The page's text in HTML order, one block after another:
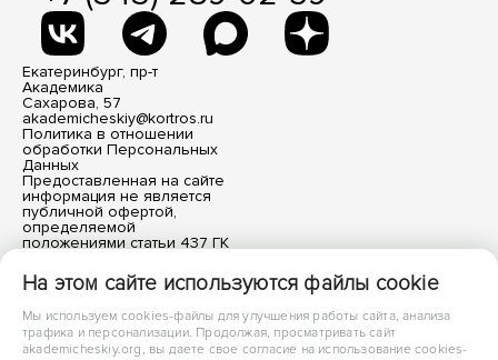
На этом сайте используются файлы cookie
Мы используем cookies-файлы для улучшения работы сайта, анализа
трафика и персонализации. Продолжая, просматривать сайт
akademicheskiy.org, вы даете свое согласие на использование cookies-
Екатеринбург, пр-т
Академика
Сахарова, 57
akademicheskiy@kortros.ru
Политика в отношении
обработки Персональных
Данных
Предоставленная на сайте
информация не является
публичной офертой,
определяемой
положениями статьи 437 ГК
материалы носят
информационный характер.